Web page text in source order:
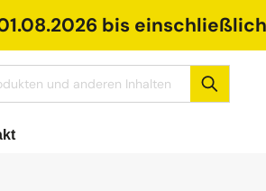
bis einschließlich